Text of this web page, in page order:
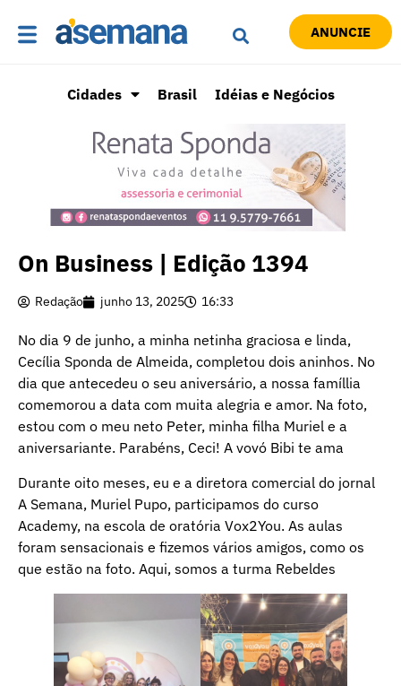
ANUNCIE
Cidades Brasil Idéias e Negócios
On Business | Edição 1394
Redação junho 13, 2025 16:33
No dia 9 de junho, a minha netinha graciosa e linda,
Cecília Sponda de Almeida, completou dois aninhos. No
dia que antecedeu o seu aniversário, a nossa famíllia
comemorou a data com muita alegria e amor. Na foto,
estou com o meu neto Peter, minha filha Muriel e a
aniversariante. Parabéns, Ceci! A vovó Bibi te ama
Durante oito meses, eu e a diretora comercial do jornal
A Semana, Muriel Pupo, participamos do curso
Academy, na escola de oratória Vox2You. As aulas
foram sensacionais e fizemos vários amigos, como os
que estão na foto. Aqui, somos a turma Rebeldes